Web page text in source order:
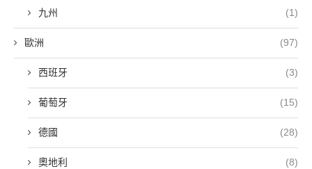
九州 (1)
歐洲 (97)
西班牙 (3)
葡萄牙 (15)
德國 (28)
奧地利 (8)